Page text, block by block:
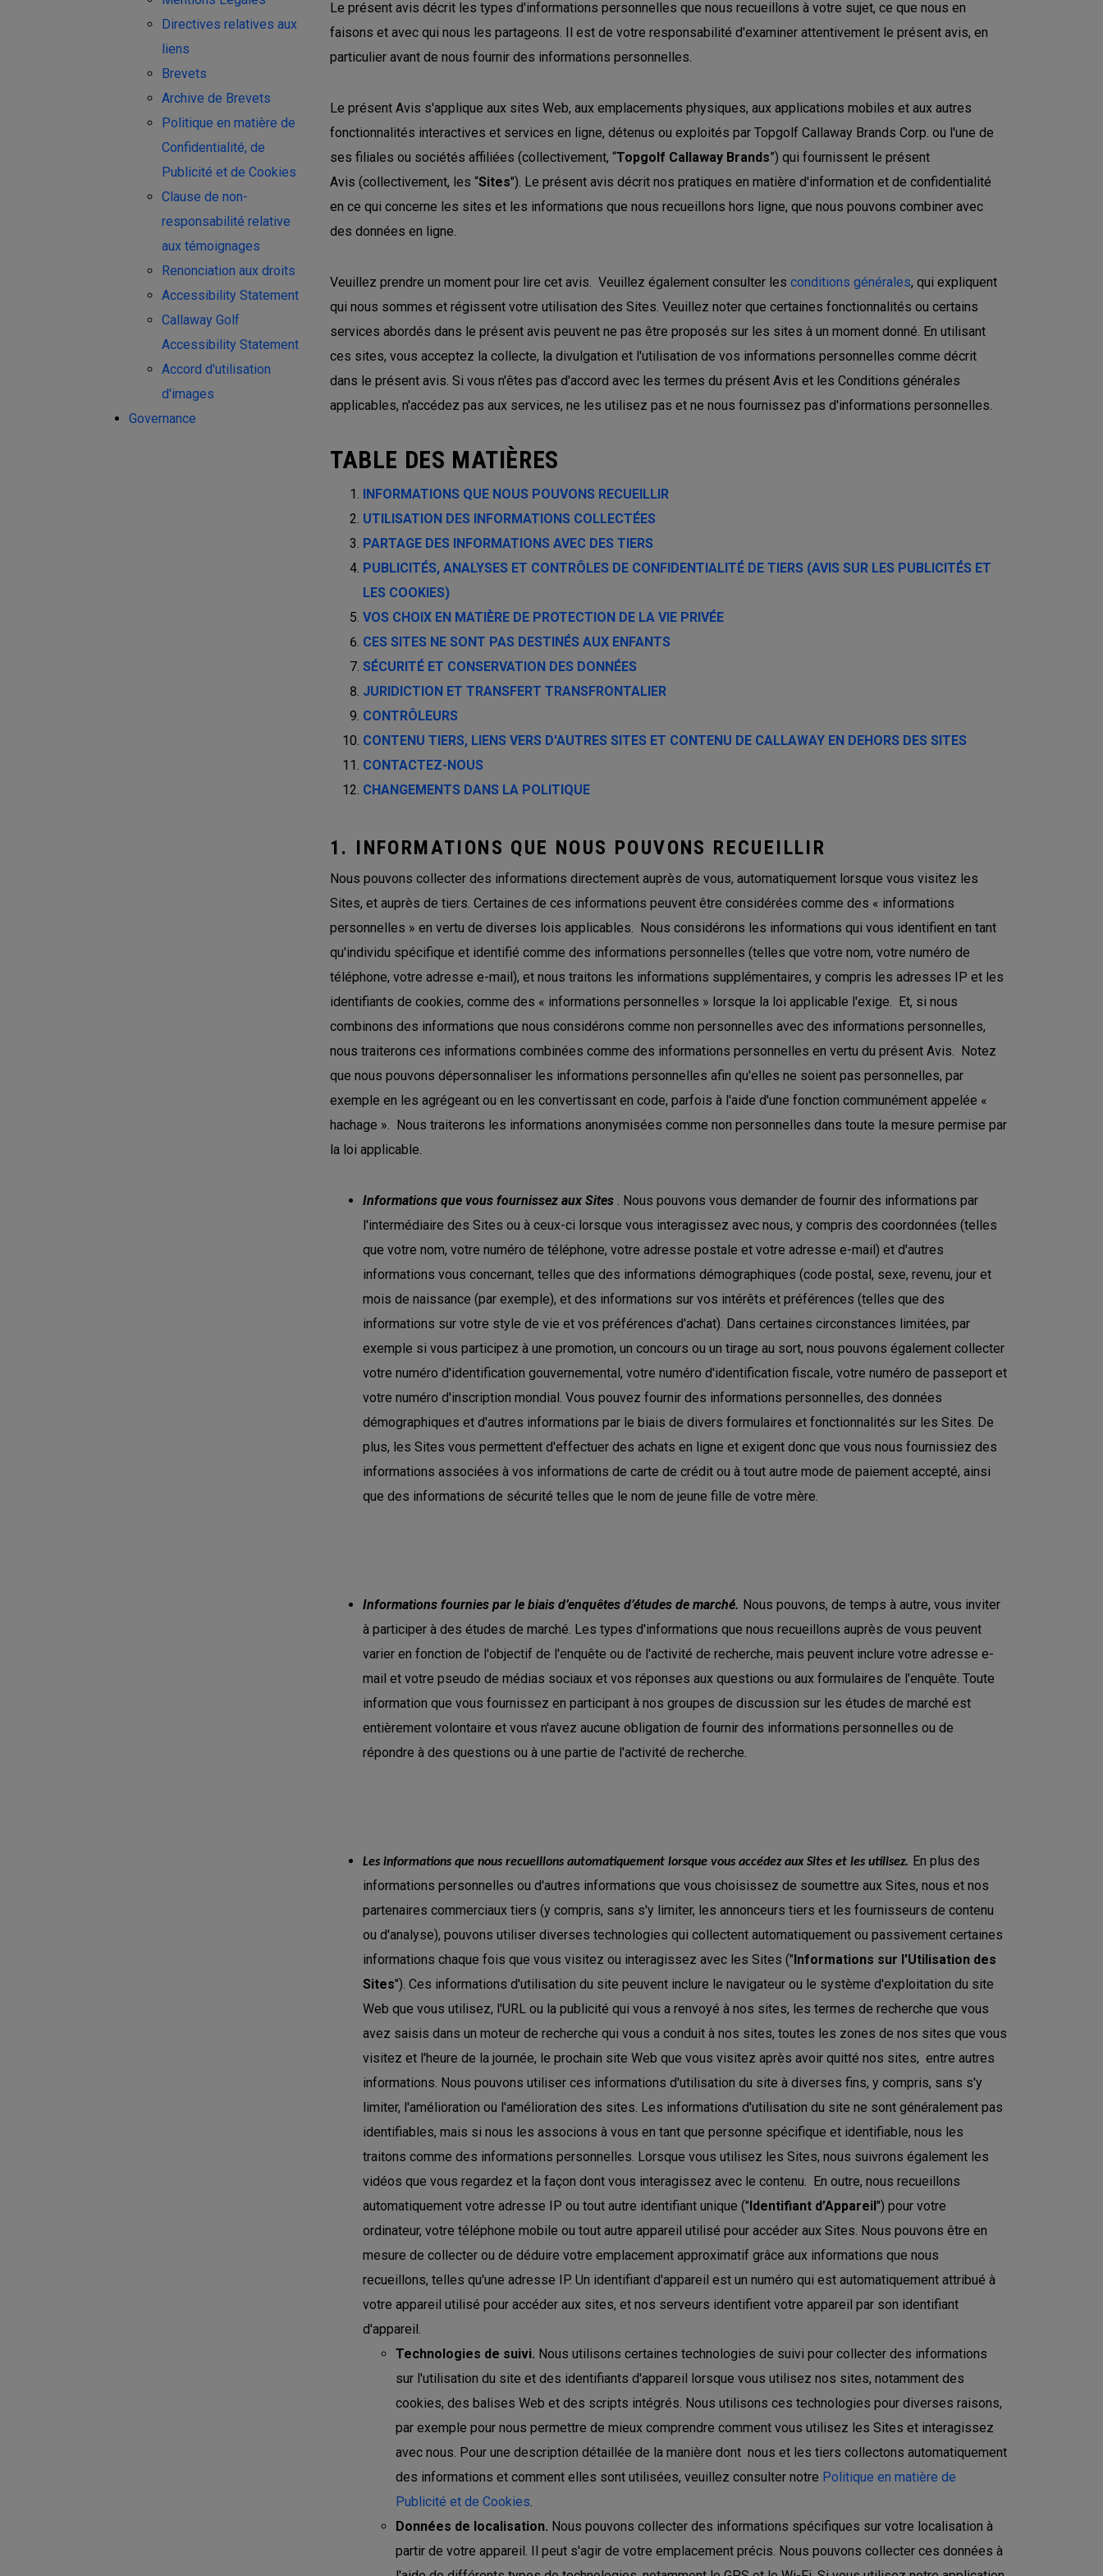
Directives relatives aux
liens
Brevets
Archive de Brevets
Politique en matière de
Confidentialité, de
Publicité et de Cookies
Clause de non-
responsabilité relative
aux témoignages
Renonciation aux droits
Accessibility Statement
Callaway Golf
Accessibility Statement
Accord d'utilisation
d'images
Governance
Le présent avis décrit les types d'informations personnelles que nous recueillons à votre sujet, ce que nous en
faisons et avec qui nous les partageons. Il est de votre responsabilité d'examiner attentivement le présent avis, en
particulier avant de nous fournir des informations personnelles.
Le présent Avis s'applique aux sites Web, aux emplacements physiques, aux applications mobiles et aux autres
fonctionnalités interactives et services en ligne, détenus ou exploités par Topgolf Callaway Brands Corp. ou l'une de
ses filiales ou sociétés affiliées (collectivement, “Topgolf Callaway Brands”) qui fournissent le présent
Avis (collectivement, les “Sites"). Le présent avis décrit nos pratiques en matière d'information et de confidentialité
en ce qui concerne les sites et les informations que nous recueillons hors ligne, que nous pouvons combiner avec
des données en ligne.
Veuillez prendre un moment pour lire cet avis. Veuillez également consulter les conditions générales, qui expliquent
qui nous sommes et régissent votre utilisation des Sites. Veuillez noter que certaines fonctionnalités ou certains
services abordés dans le présent avis peuvent ne pas être proposés sur les sites à un moment donné. En utilisant
ces sites, vous acceptez la collecte, la divulgation et l'utilisation de vos informations personnelles comme décrit
dans le présent avis. Si vous n'êtes pas d'accord avec les termes du présent Avis et les Conditions générales
applicables, n'accédez pas aux services, ne les utilisez pas et ne nous fournissez pas d'informations personnelles.
TABLE DES MATIÈRES
INFORMATIONS QUE NOUS POUVONS RECUEILLIR
UTILISATION DES INFORMATIONS COLLECTÉES
PARTAGE DES INFORMATIONS AVEC DES TIERS
PUBLICITÉS, ANALYSES ET CONTRÔLES DE CONFIDENTIALITÉ DE TIERS (AVIS SUR LES PUBLICITÉS ET
LES COOKIES)
VOS CHOIX EN MATIÈRE DE PROTECTION DE LA VIE PRIVÉE
CES SITES NE SONT PAS DESTINÉS AUX ENFANTS
SÉCURITÉ ET CONSERVATION DES DONNÉES
JURIDICTION ET TRANSFERT TRANSFRONTALIER
CONTRÔLEURS
CONTENU TIERS, LIENS VERS D'AUTRES SITES ET CONTENU DE CALLAWAY EN DEHORS DES SITES
CONTACTEZ-NOUS
CHANGEMENTS DANS LA POLITIQUE
1. INFORMATIONS QUE NOUS POUVONS RECUEILLIR
Nous pouvons collecter des informations directement auprès de vous, automatiquement lorsque vous visitez les
Sites, et auprès de tiers. Certaines de ces informations peuvent être considérées comme des « informations
personnelles » en vertu de diverses lois applicables. Nous considérons les informations qui vous identifient en tant
qu'individu spécifique et identifié comme des informations personnelles (telles que votre nom, votre numéro de
téléphone, votre adresse e-mail), et nous traitons les informations supplémentaires, y compris les adresses IP et les
identifiants de cookies, comme des « informations personnelles » lorsque la loi applicable l'exige. Et, si nous
combinons des informations que nous considérons comme non personnelles avec des informations personnelles,
nous traiterons ces informations combinées comme des informations personnelles en vertu du présent Avis. Notez
que nous pouvons dépersonnaliser les informations personnelles afin qu'elles ne soient pas personnelles, par
exemple en les agrégeant ou en les convertissant en code, parfois à l'aide d'une fonction communément appelée «
hachage ». Nous traiterons les informations anonymisées comme non personnelles dans toute la mesure permise par
la loi applicable.
Informations que vous fournissez aux Sites . Nous pouvons vous demander de fournir des informations par
l'intermédiaire des Sites ou à ceux-ci lorsque vous interagissez avec nous, y compris des coordonnées (telles
que votre nom, votre numéro de téléphone, votre adresse postale et votre adresse e-mail) et d'autres
informations vous concernant, telles que des informations démographiques (code postal, sexe, revenu, jour et
mois de naissance (par exemple), et des informations sur vos intérêts et préférences (telles que des
informations sur votre style de vie et vos préférences d'achat). Dans certaines circonstances limitées, par
exemple si vous participez à une promotion, un concours ou un tirage au sort, nous pouvons également collecter
votre numéro d'identification gouvernemental, votre numéro d'identification fiscale, votre numéro de passeport et
votre numéro d'inscription mondial. Vous pouvez fournir des informations personnelles, des données
démographiques et d'autres informations par le biais de divers formulaires et fonctionnalités sur les Sites. De
plus, les Sites vous permettent d'effectuer des achats en ligne et exigent donc que vous nous fournissiez des
informations associées à vos informations de carte de crédit ou à tout autre mode de paiement accepté, ainsi
que des informations de sécurité telles que le nom de jeune fille de votre mère.
Informations fournies par le biais d’enquêtes d’études de marché. Nous pouvons, de temps à autre, vous inviter
à participer à des études de marché. Les types d'informations que nous recueillons auprès de vous peuvent
varier en fonction de l'objectif de l'enquête ou de l'activité de recherche, mais peuvent inclure votre adresse e-
mail et votre pseudo de médias sociaux et vos réponses aux questions ou aux formulaires de l'enquête. Toute
information que vous fournissez en participant à nos groupes de discussion sur les études de marché est
entièrement volontaire et vous n'avez aucune obligation de fournir des informations personnelles ou de
répondre à des questions ou à une partie de l'activité de recherche.
Les informations que nous recueillons automatiquement lorsque vous accédez aux Sites et les utilisez. En plus des
informations personnelles ou d'autres informations que vous choisissez de soumettre aux Sites, nous et nos
partenaires commerciaux tiers (y compris, sans s'y limiter, les annonceurs tiers et les fournisseurs de contenu
ou d'analyse), pouvons utiliser diverses technologies qui collectent automatiquement ou passivement certaines
informations chaque fois que vous visitez ou interagissez avec les Sites ("Informations sur l'Utilisation des
Sites"). Ces informations d'utilisation du site peuvent inclure le navigateur ou le système d'exploitation du site
Web que vous utilisez, l'URL ou la publicité qui vous a renvoyé à nos sites, les termes de recherche que vous
avez saisis dans un moteur de recherche qui vous a conduit à nos sites, toutes les zones de nos sites que vous
visitez et l'heure de la journée, le prochain site Web que vous visitez après avoir quitté nos sites, entre autres
informations. Nous pouvons utiliser ces informations d'utilisation du site à diverses fins, y compris, sans s'y
limiter, l'amélioration ou l'amélioration des sites. Les informations d'utilisation du site ne sont généralement pas
identifiables, mais si nous les associons à vous en tant que personne spécifique et identifiable, nous les
traitons comme des informations personnelles. Lorsque vous utilisez les Sites, nous suivrons également les
vidéos que vous regardez et la façon dont vous interagissez avec le contenu. En outre, nous recueillons
automatiquement votre adresse IP ou tout autre identifiant unique ("Identifiant d’Appareil") pour votre
ordinateur, votre téléphone mobile ou tout autre appareil utilisé pour accéder aux Sites. Nous pouvons être en
mesure de collecter ou de déduire votre emplacement approximatif grâce aux informations que nous
recueillons, telles qu'une adresse IP. Un identifiant d'appareil est un numéro qui est automatiquement attribué à
votre appareil utilisé pour accéder aux sites, et nos serveurs identifient votre appareil par son identifiant
d'appareil.
Technologies de suivi. Nous utilisons certaines technologies de suivi pour collecter des informations
sur l'utilisation du site et des identifiants d'appareil lorsque vous utilisez nos sites, notamment des
cookies, des balises Web et des scripts intégrés. Nous utilisons ces technologies pour diverses raisons,
par exemple pour nous permettre de mieux comprendre comment vous utilisez les Sites et interagissez
avec nous. Pour une description détaillée de la manière dont nous et les tiers collectons automatiquement
des informations et comment elles sont utilisées, veuillez consulter notre Politique en matière de
Publicité et de Cookies.
Données de localisation. Nous pouvons collecter des informations spécifiques sur votre localisation à
partir de votre appareil. Il peut s'agir de votre emplacement précis. Nous pouvons collecter ces données à